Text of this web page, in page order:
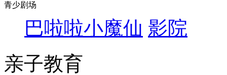
青少剧场
巴啦啦小魔仙 影院
亲子教育